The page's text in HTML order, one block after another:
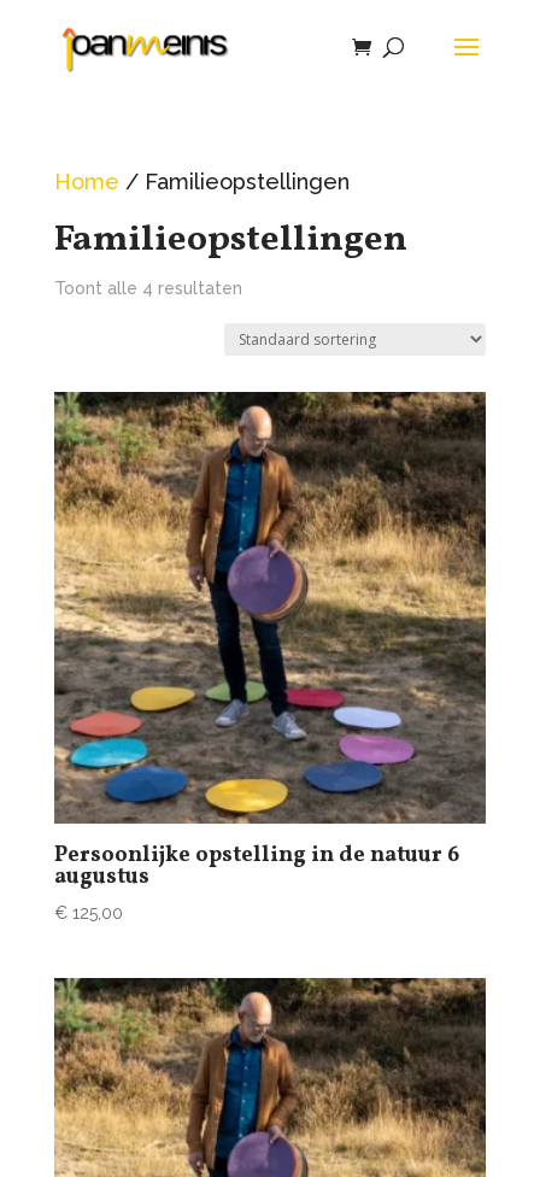
Home / Familieopstellingen
Familieopstellingen
Toont alle 4 resultaten
Persoonlijke opstelling in de natuur 6
augustus
€125,00